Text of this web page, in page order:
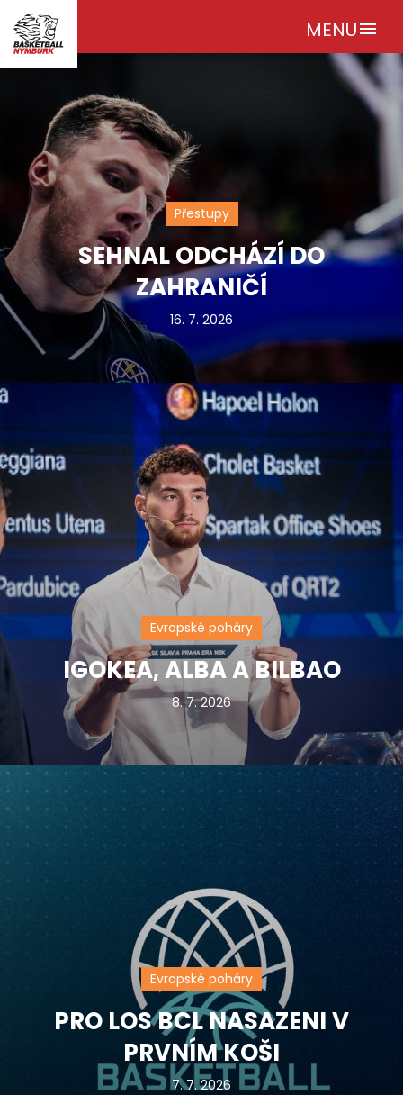
MENUmenu
Přestupy
SEHNAL ODCHÁZÍ DO
ZAHRANIČÍ
16. 7. 2026
Evropské poháry
IGOKEA, ALBA A BILBAO
8. 7. 2026
Evropské poháry
PRO LOS BCL NASAZENI V
PRVNÍM KOŠI
7. 7. 2026